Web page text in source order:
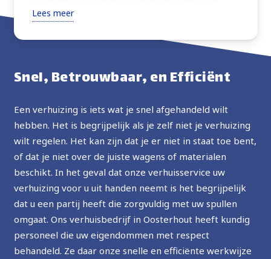
verhuisden alles wat ik vroeg met extra zorg. Zeer
over de beste manier om verder te gaan. Goede
de service opnieuw gebruiken.
Lees meer
Snel, Betrouwbaar, en Efficiënt
Een verhuizing is iets wat je snel afgehandeld wilt
hebben. Het is begrijpelijk als je zelf niet je verhuizing
wilt regelen. Het kan zijn dat je er niet in staat toe bent,
of dat je niet over de juiste wagens of materialen
beschikt. In het geval dat onze verhuisservice uw
verhuizing voor u uit handen neemt is het begrijpelijk
dat u een partij heeft die zorgvuldig met uw spullen
omgaat. Ons verhuisbedrijf in Oosterhout heeft kundig
personeel die uw eigendommen met respect
behandeld. Ze daar onze snelle en efficiënte werkwijze